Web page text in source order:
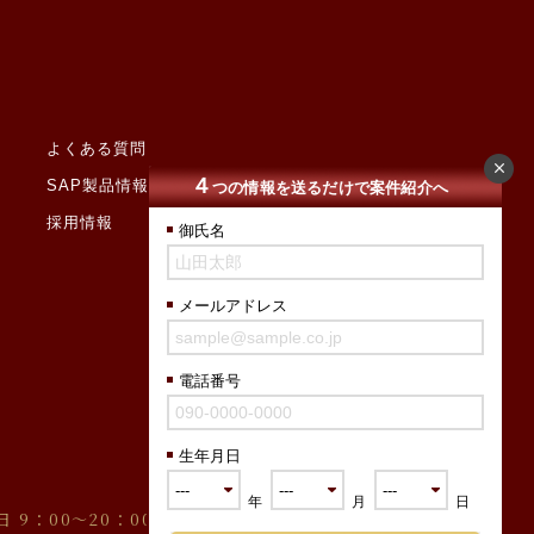
４つの情報を送るだけで案件紹介へ
御氏名
メールアドレス
電話番号
生年月日
年 月 日
よくある質問
SAP製品情報
採用情報
9：00〜20：00